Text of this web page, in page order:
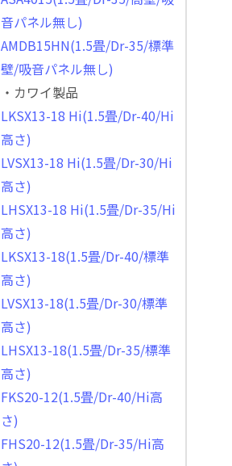
音パネル無し)
AMDB15HN(1.5畳/Dr-35/標準
壁/吸音パネル無し)
・カワイ製品
LKSX13-18 Hi(1.5畳/Dr-40/Hi
高さ)
LVSX13-18 Hi(1.5畳/Dr-30/Hi
高さ)
LHSX13-18 Hi(1.5畳/Dr-35/Hi
高さ)
LKSX13-18(1.5畳/Dr-40/標準
高さ)
LVSX13-18(1.5畳/Dr-30/標準
高さ)
LHSX13-18(1.5畳/Dr-35/標準
高さ)
FKS20-12(1.5畳/Dr-40/Hi高
さ)
FHS20-12(1.5畳/Dr-35/Hi高